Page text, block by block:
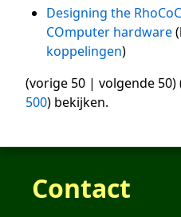
Designing the
COmputer hardware
koppelingen)
(vorige 50 | volgende 50)
500) bekijken.
Contact